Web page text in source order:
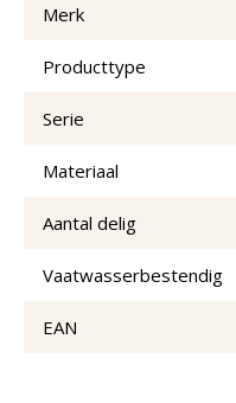
Merk
Producttype
Serie
Materiaal
Aantal delig
Vaatwasserbestendig
EAN